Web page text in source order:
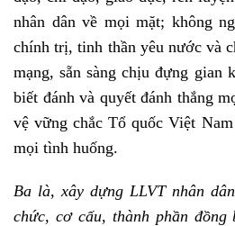
nhân dân về mọi mặt; không
chính trị, tinh thần yêu nước và
mạng, sẵn sàng chịu đựng gian
biết đánh và quyết đánh thắng
vệ vững chắc Tổ quốc Việt
mọi tình huống.
Ba là, xây dựng LLVT nhân
chức, cơ cấu, thành phần